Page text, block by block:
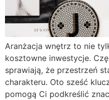
Aranżacja wnętrz to nie
kosztowne inwestycje.
sprawiają, że przestrzeń
charakteru. Oto sześć
pomogą Ci podkreślić